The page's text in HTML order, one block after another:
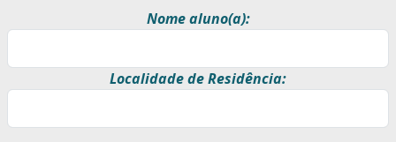
Nome aluno(a):
Localidade de Residência: